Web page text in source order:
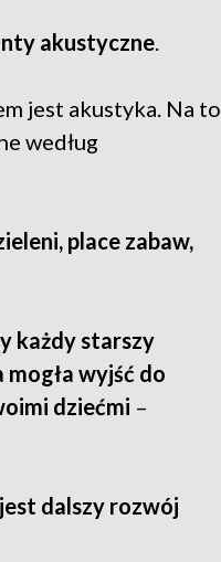
akustyczne.
jest akustyka. Na to
według
place zabaw,
każdy starszy
mogła wyjść do
dziećmi –
dalszy rozwój